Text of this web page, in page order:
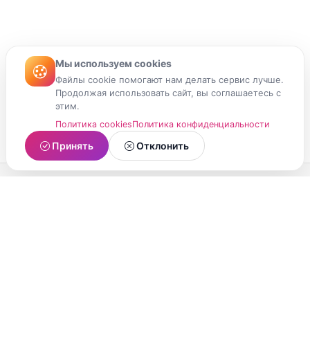
Мы используем cookies
Файлы cookie помогают нам делать сервис лучше.
Продолжая использовать сайт, вы соглашаетесь с
этим.
Политика cookiesПолитика конфиденциальности
Принять Отклонить